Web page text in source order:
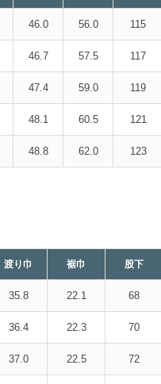
46.0 56.0 115
46.7 57.5 117
47.4 59.0 119
48.1 60.5 121
48.8 62.0 123
渡り巾 裾巾 股下
35.8 22.1 68
36.4 22.3 70
37.0 22.5 72